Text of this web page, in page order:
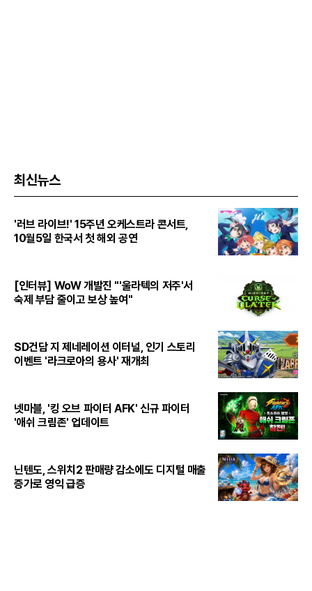
최신뉴스
'러브 라이브!' 15주년 오케스트라 콘서트,
10월5일 한국서 첫 해외 공연
[인터뷰] WoW 개발진 "'울라텍의 저주'서
숙제 부담 줄이고 보상 높여"
SD건담 지 제네레이션 이터널, 인기 스토리
이벤트 '라크로아의 용사' 재개최
넷마블, '킹 오브 파이터 AFK' 신규 파이터
'애쉬 크림존' 업데이트
닌텐도, 스위치2 판매량 감소에도 디지털 매출
증가로 영익 급증